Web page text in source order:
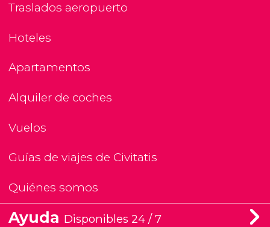
Traslados aeropuerto
Hoteles
Apartamentos
Alquiler de coches
Vuelos
Guías de viajes de Civitatis
Quiénes somos
Ayuda Disponibles 24 / 7